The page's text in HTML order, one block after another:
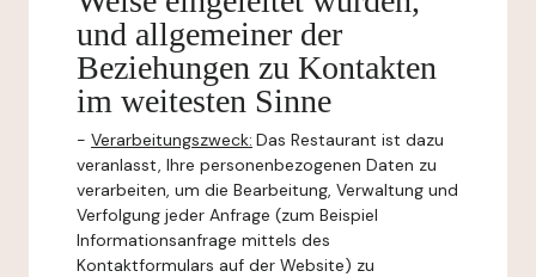
und allgemeiner der
Beziehungen zu Kontakten
im weitesten Sinne
- Verarbeitungszweck: Das Restaurant ist dazu
veranlasst, Ihre personenbezogenen Daten zu
verarbeiten, um die Bearbeitung, Verwaltung und
Verfolgung jeder Anfrage (zum Beispiel
Informationsanfrage mittels des
Kontaktformulars auf der Website) zu